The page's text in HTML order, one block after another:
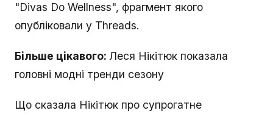
"Divas Do Wellness", фрагмент якого
опубліковали у Threads.
Більше цікавого: Леся Нікітюк показала
головні модні тренди сезону
Що сказала Нікітюк про супрогатне